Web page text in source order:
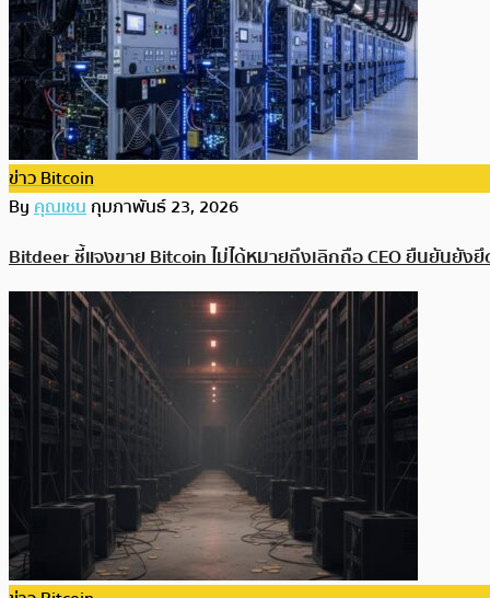
ข่าว Bitcoin
Byคุณเชนกุมภาพันธ์ 23, 2026
Bitdeer ชี้แจงขาย Bitcoin ไม่ได้หมายถึงเลิกถือ CEO ยืนยันยัง